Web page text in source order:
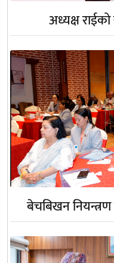
अध्यक्ष
बेचबिखन